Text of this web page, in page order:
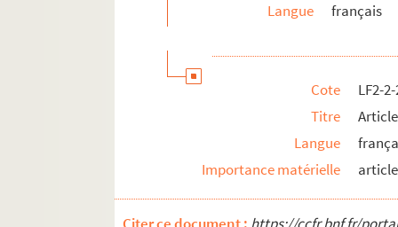
LF10. Musée de Lille - Photographies de
LF11. Vues de Lille – Cartes postales
LF12. Vues de Lille - photographies,
LF14. Photographies du musée de Lille
LF15. Lille Ancienne et moderne - gravures,
LF17. Programmes de concerts
Langue
français
Cote
LF2-
Titre
Langue
Importance matérielle